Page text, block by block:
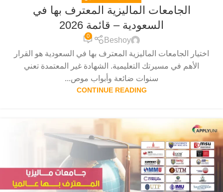
الجامعات الماليزية المعترف بها في
السعودية – قائمة 2026
Beshoy
0
اختيار الجامعات الماليزية المعترف بها في السعودية هو القرار
الأهم في مسيرتك التعليمية. الشهادة غير المعتمدة تعني
سنوات ضائعة وأبواب موص...
CONTINUE READING